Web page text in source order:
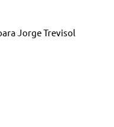
Jorge Trevisol